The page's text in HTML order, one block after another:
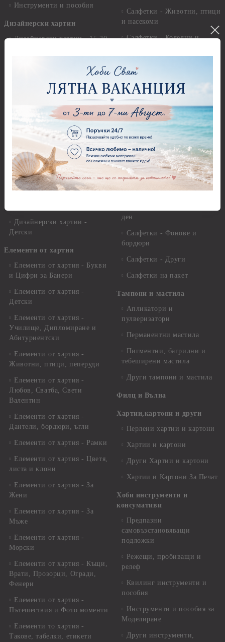
Инструменти и пособия
Дизайнерски хартии
Дизайнерски хартии - 15.20
Дизайнерски хартии - 20.30
Дизайнерски хартии - 30.50
Дизайнерски хартии - 21,00
х 29,70 см
Дизайнерски хартии - 15.20
x 30.50 см.
Дизайнерски хартии -
други
Дизайнерски хартии -
Детски
Елементи от хартия
Елементи от хартия - Букви
и Цифри за Банери
Елементи от хартия -
Детски
Елементи от хартия -
Училище, Дипломиране и
Абитуриентски
Елементи от хартия -
Животни, птици, пеперуди
Елементи от хартия -
Любов, Сватба, Свети
Валентин
Елементи от хартия -
Дантели, бордюри, ъгли
Елементи от хартия - Рамки
Елементи от хартия - Цветя,
листа и клони
Елементи от хартия - За
Жени
Елементи от хартия - За
Мъже
Елементи от хартия -
Морски
Елементи от хартия - Къщи,
Врати, Прозорци, Огради,
Фенери
Елементи от хартия -
Пътешествия и Фото моменти
Елементи то хартия -
Такове, табелки, етикети
Салфетки - Животни, птици
и насекоми
Салфетки - Коледни и
Салфетки - Пеперуди
Салфетки - Рози
Салфетки - Пътешествия и
пейзажи
Салфетки - Кухненски
мотиви, плодове и зеленчуци
Салфетки - Цветя и листа
ден
Салфетки - Фонове и
бордюри
Салфетки - Други
Салфетки на пакет
Тампони и мастила
Апликатори и
пулверизатори
Перманентни мастила
Пигментни, багрилни и
тебеширени мастила
Други тампони и мастила
Филц и Вълна
Хартии,картони и други
Перлени хартии и картони
Хартии и картони
Други Хартии и картони
Хартии и Картони За Печат
Хоби инструменти и
консумативи
Предпазни
самовъзстановяващи
подложки
Режещи, пробиващи и
релеф
Квилинг инструменти и
пособия
Инструменти и пособия за
Моделиране
Други инструменти,